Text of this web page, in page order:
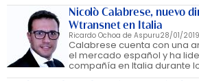
Nicolò Calabrese, nuevo
Wtransnet en Italia
Ricardo Ochoa de Aspuru28/01/2019
Calabrese cuenta con una
el mercado español y ha
compañía en Italia durante